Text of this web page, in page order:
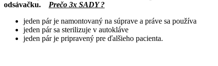
odsávačku. Prečo 3x SADY ?
jeden pár je namontovaný na súprave a práve sa používa
jeden pár sa sterilizuje v autokláve
jeden pár je pripravený pre ďalšieho pacienta.